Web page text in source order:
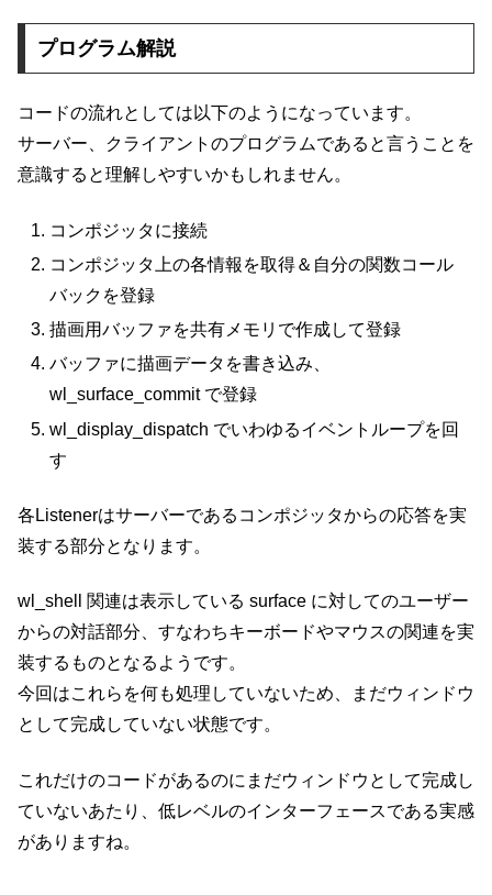
プログラム解説
コードの流れとしては以下のようになっています。
サーバー、クライアントのプログラムであると言うことを
意識すると理解しやすいかもしれません。
コンポジッタに接続
コンポジッタ上の各情報を取得＆自分の関数コール
バックを登録
描画用バッファを共有メモリで作成して登録
バッファに描画データを書き込み、
wl_surface_commit で登録
wl_display_dispatch でいわゆるイベントループを回
す
各Listenerはサーバーであるコンポジッタからの応答を実
装する部分となります。
wl_shell 関連は表示している surface に対してのユーザー
からの対話部分、すなわちキーボードやマウスの関連を実
装するものとなるようです。
今回はこれらを何も処理していないため、まだウィンドウ
として完成していない状態です。
これだけのコードがあるのにまだウィンドウとして完成し
ていないあたり、低レベルのインターフェースである実感
がありますね。